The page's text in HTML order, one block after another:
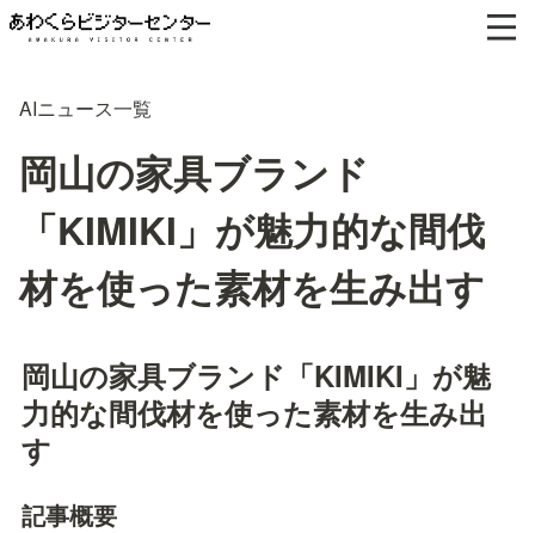
AIニュース一覧
岡山の家具ブランド
「KIMIKI」が魅力的な間伐
材を使った素材を生み出す
岡山の家具ブランド「KIMIKI」が魅
力的な間伐材を使った素材を生み出
す
記事概要